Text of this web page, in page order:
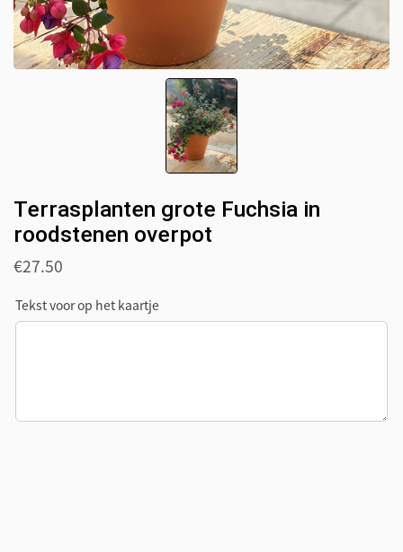
Terrasplanten grote Fuchsia in
roodstenen overpot
€27.50
Tekst voor op het kaartje